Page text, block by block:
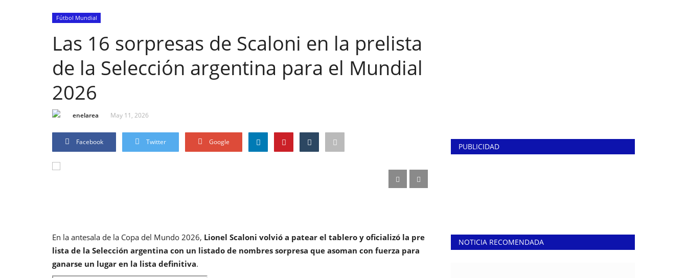
Fútbol Mundial
Las 16 sorpresas de Scaloni en la prelista
de la Selección argentina para el Mundial
2026
enelarea May 11, 2026
Facebook Twitter Google
En la antesala de la Copa del Mundo 2026, Lionel Scaloni volvió a patear el tablero y oficializó la pre
lista de la Selección argentina con un listado de nombres sorpresa que asoman con fuerza para
ganarse un lugar en la lista definitiva.
PUBLICIDAD
NOTICIA RECOMENDADA